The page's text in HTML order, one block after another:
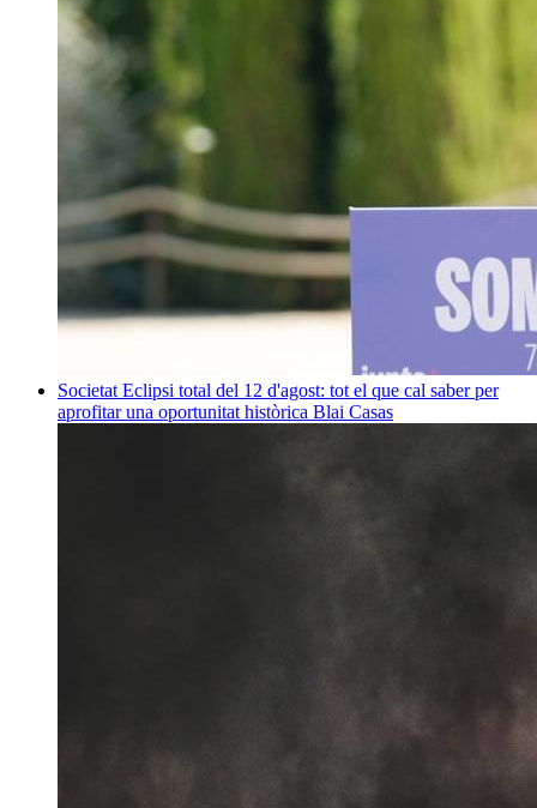
Societat Eclipsi total del 12 d'agost: tot el que cal saber per
aprofitar una oportunitat històrica Blai Casas